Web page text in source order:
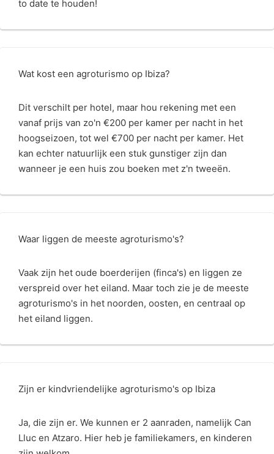
to date te houden!
Wat kost een agroturismo op Ibiza?
Dit verschilt per hotel, maar hou rekening met een
vanaf prijs van zo'n €200 per kamer per nacht in het
hoogseizoen, tot wel €700 per nacht per kamer. Het
kan echter natuurlijk een stuk gunstiger zijn dan
wanneer je een huis zou boeken met z'n tweeën.
Waar liggen de meeste agroturismo's?
Vaak zijn het oude boerderijen (finca's) en liggen ze
verspreid over het eiland. Maar toch zie je de meeste
agroturismo's in het noorden, oosten, en centraal op
het eiland liggen.
Zijn er kindvriendelijke agroturismo's op Ibiza
Ja, die zijn er. We kunnen er 2 aanraden, namelijk Can
Lluc en Atzaro. Hier heb je familiekamers, en kinderen